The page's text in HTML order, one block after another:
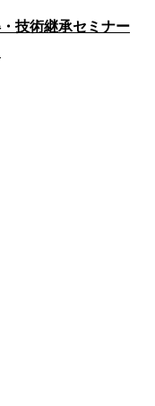
技術継承セミナー